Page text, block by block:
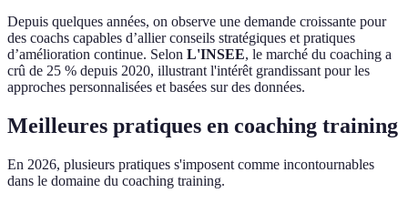
Depuis quelques années, on observe une demande croissante pour
des coachs capables d’allier conseils stratégiques et pratiques
d’amélioration continue. Selon L'INSEE, le marché du coaching a
crû de 25 % depuis 2020, illustrant l'intérêt grandissant pour les
approches personnalisées et basées sur des données.
Meilleures pratiques en coaching training
En 2026, plusieurs pratiques s'imposent comme incontournables
dans le domaine du coaching training.